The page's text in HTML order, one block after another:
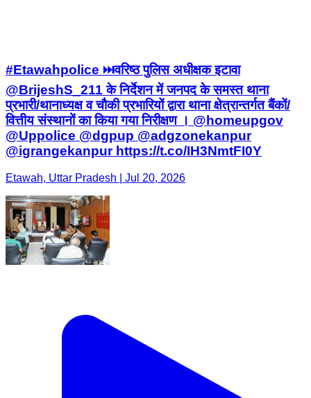
#Etawahpolice ⏭️वरिष्ठ पुलिस अधीक्षक इटावा
@BrijeshS_211 के निर्देशन में जनपद के समस्त थाना
प्रभारी/थानाध्यक्ष व चौकी प्रभारियों द्वारा थाना क्षेत्रान्तर्गत बैंकों/
वित्तीय संस्थानों का किया गया निरीक्षण । @homeupgov
@Uppolice @dgpup @adgzonekanpur
@igrangekanpur https://t.co/IH3NmtFI0Y
Etawah, Uttar Pradesh | Jul 20, 2026